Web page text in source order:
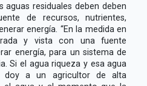
aguas residuales deben deben
de recursos, nutrientes,
energía. “En la medida en
y vista con una fuente
energía, para un sistema de
Si el agua riqueza y esa agua
a un agricultor de alta